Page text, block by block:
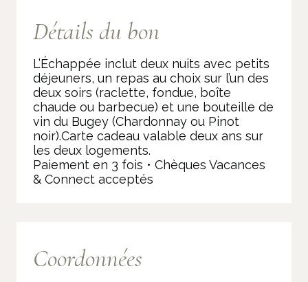
Détails du bon
L’Échappée inclut deux nuits avec petits
déjeuners, un repas au choix sur l’un des
deux soirs (raclette, fondue, boîte
chaude ou barbecue) et une bouteille de
vin du Bugey (Chardonnay ou Pinot
noir).Carte cadeau valable deux ans sur
les deux logements.
Paiement en 3 fois • Chèques Vacances
& Connect acceptés
Coordonnées